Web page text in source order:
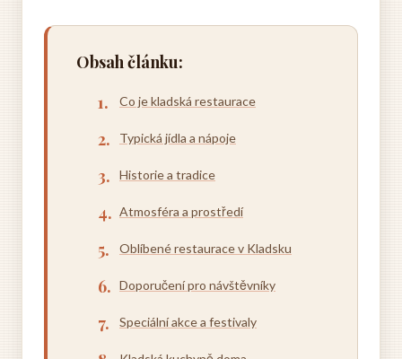
Obsah článku:
Co je kladská restaurace
Typická jídla a nápoje
Historie a tradice
Atmosféra a prostředí
Oblíbené restaurace v Kladsku
Doporučení pro návštěvníky
Speciální akce a festivaly